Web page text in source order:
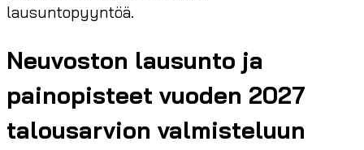
lausuntopyyntöä.
Neuvoston lausunto ja
painopisteet vuoden 2027
talousarvion valmisteluun